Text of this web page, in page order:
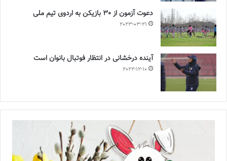
دعوت آزمون از 30 بازیکن به اردوی تیم ملی
2023-03-21
آینده درخشانی در انتظار فوتبال بانوان است
2022-12-10